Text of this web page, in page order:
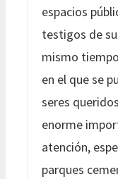
espacios
testigos de
mismo
en el que se
seres
enorme
atención,
parques